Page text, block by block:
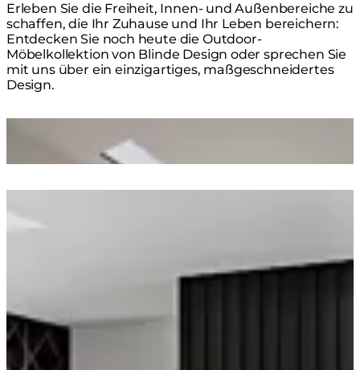
Erleben Sie die Freiheit, Innen- und Außenbereiche zu
schaffen, die Ihr Zuhause und Ihr Leben bereichern:
Entdecken Sie noch heute die Outdoor-
Möbelkollektion von Blinde Design oder sprechen Sie
mit uns über ein einzigartiges, maßgeschneidertes
Design.